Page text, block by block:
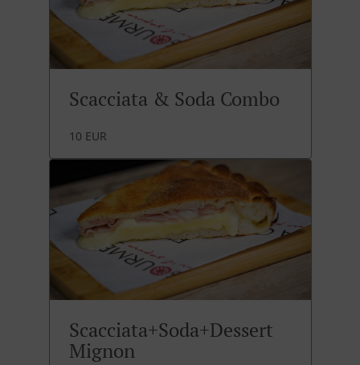
Scacciata & Soda Combo
10 EUR
Scacciata+Soda+Dessert
Mignon